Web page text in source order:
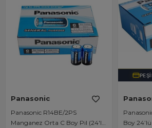
Panasonic
Panasonic R14BE/2PS
Manganez Orta C Boy Pil (24'lü
Boy